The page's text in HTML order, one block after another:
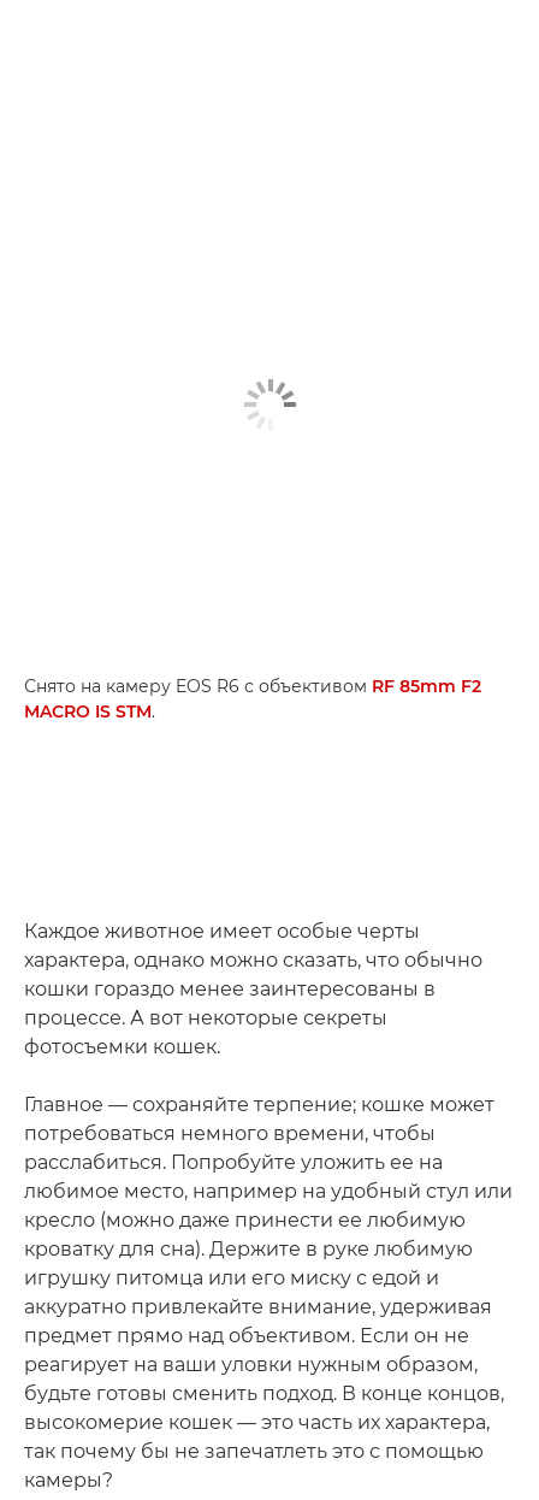
Снято на камеру EOS R6 с объективом RF 85mm F2
MACRO IS STM.
Каждое животное имеет особые черты
характера, однако можно сказать, что обычно
кошки гораздо менее заинтересованы в
процессе. А вот некоторые секреты
фотосъемки кошек.
Главное — сохраняйте терпение; кошке может
потребоваться немного времени, чтобы
расслабиться. Попробуйте уложить ее на
любимое место, например на удобный стул или
кресло (можно даже принести ее любимую
кроватку для сна). Держите в руке любимую
игрушку питомца или его миску с едой и
аккуратно привлекайте внимание, удерживая
предмет прямо над объективом. Если он не
реагирует на ваши уловки нужным образом,
будьте готовы сменить подход. В конце концов,
высокомерие кошек — это часть их характера,
так почему бы не запечатлеть это с помощью
камеры?